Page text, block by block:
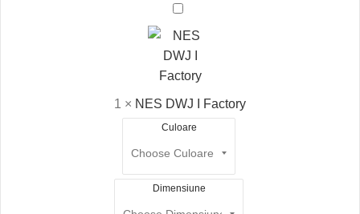
NES
DWJ
I
1 × NES DWJ I Factory
Culoare
Dimensiune